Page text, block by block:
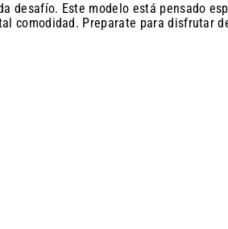
desafío. Este modelo está pensado
comodidad. Preparate para disfrutar